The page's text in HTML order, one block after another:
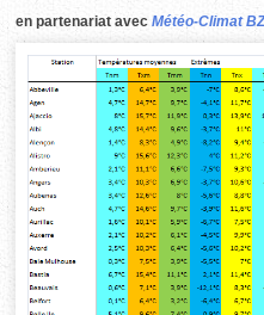
en partenariat avecMétéo-Climat